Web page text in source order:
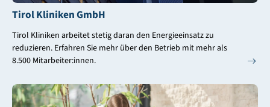
Tirol Kliniken GmbH
Tirol Kliniken arbeitet stetig daran den Energieeinsatz zu
reduzieren. Erfahren Sie mehr über den Betrieb mit mehr als
8.500 Mitarbeiter:innen.